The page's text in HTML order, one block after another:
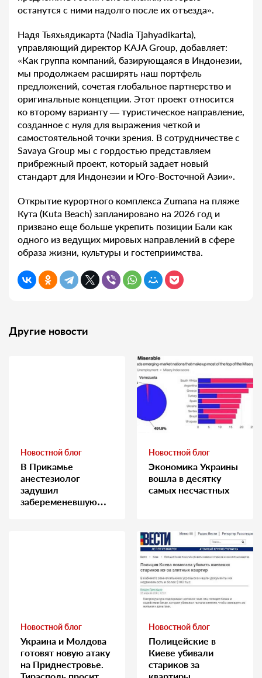
останутся с ними надолго после их отъезда».
Надя Тьяхьядикарта (Nadia Tjahyadikarta),
управляющий директор KAJA Group, добавляет:
«Как группа компаний, базирующаяся в Индонезии,
мы продолжаем расширять наш портфель
предложений, сочетая глобальное партнерство и
оригинальные концепции. Этот проект относится
ко второму варианту — туристическое направление,
созданное с нуля для выражения четкой и
самостоятельной точки зрения. В сотрудничестве с
Savaya Group мы с гордостью представляем
прибрежный проект, который задает новый
стандарт для Индонезии и Юго-Восточной Азии».
Открытие курортного комплекса Zumana на пляже
Кута (Kuta Beach) запланировано на 2026 год и
призвано еще больше укрепить позиции Бали как
одного из ведущих мировых направлений в сфере
образа жизни, культуры и гостеприимства.
Другие новости
Новостной блог
В Прикамье
анестезиолог
задушил
забеременевшую
Новостной блог
Экономика Украины
вошла в десятку
самых несчастных
Новостной блог
Украина и Молдова
готовят новую атаку
на Приднестровье.
Новостной блог
Полицейские в
Киеве убивали
стариков за